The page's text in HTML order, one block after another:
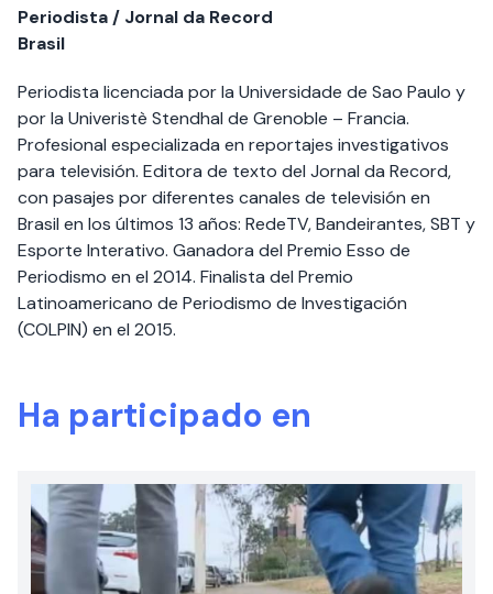
Periodista / Jornal da Record
Brasil
Periodista licenciada por la Universidade de Sao Paulo y
por la Univeristè Stendhal de Grenoble – Francia.
Profesional especializada en reportajes investigativos
para televisión. Editora de texto del Jornal da Record,
con pasajes por diferentes canales de televisión en
Brasil en los últimos 13 años: RedeTV, Bandeirantes, SBT y
Esporte Interativo. Ganadora del Premio Esso de
Periodismo en el 2014. Finalista del Premio
Latinoamericano de Periodismo de Investigación
(COLPIN) en el 2015.
Ha participado en